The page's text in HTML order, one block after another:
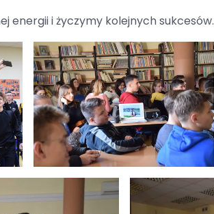
energii i życzymy kolejnych sukcesów.